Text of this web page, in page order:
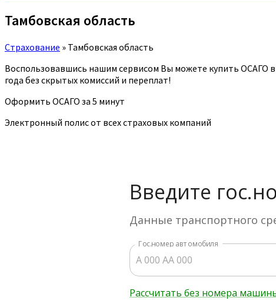
Тамбовская область
Страхование » Тамбовская область
Воспользовавшись нашим сервисом Вы можете купить ОСАГО в
года без скрытых комиссий и переплат!
Оформить ОСАГО за 5 минут
Электронный полис от всех страховых компаний